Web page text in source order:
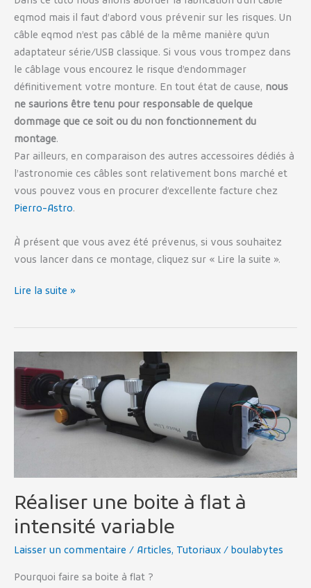
eqmod mais il faut d’abord vous prévenir sur les risques. Un
câble eqmod n’est pas câblé de la même manière qu’un
adaptateur série/USB classique. Si vous vous trompez dans
le câblage vous encourez le risque d’endommager
définitivement votre monture. En tout état de cause, nous
ne saurions être tenu pour responsable de quelque
dommage que ce soit ou du non fonctionnement du
montage.
Par ailleurs, en comparaison des autres accessoires dédiés à
l’astronomie ces câbles sont relativement bons marché et
vous pouvez vous en procurer d’excellente facture chez
Pierro-Astro.
À présent que vous avez été prévenus, si vous souhaitez
vous lancer dans ce montage, cliquez sur « Lire la suite ».
Lire la suite »
Réaliser une boite à flat à
intensité variable
Laisser un commentaire / Articles, Tutoriaux / boulabytes
Pourquoi faire sa boite à flat ?
Réaliser
une
boite
à
variable